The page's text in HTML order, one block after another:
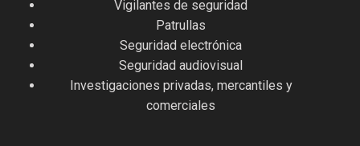
Vigilantes de seguridad
Patrullas
Seguridad electrónica
Seguridad audiovisual
Investigaciones privadas, mercantiles y
comerciales